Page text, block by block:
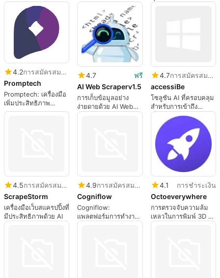
ประสิทธิภาพการทำงาน
Minerva Copilot
4.2
การสมัครสมาชิก
Promptech
Promptech: เครื่องมือ
เพิ่มประสิทธิภาพ
เวิร์กโฟลว์ AI
4.7
ฟรี
AI Web Scraperv1.5
การเก็บข้อมูลอย่าง
ง่ายดายด้วย AI Web
Scraper
4.7
การสมัครสมาชิก
accessiBe
โซลูชัน AI ที่ครอบคลุม
สำหรับการเข้าถึง
เว็บไซต์
4.5
การสมัครสมาชิก
ScrapeStorm
เครื่องมือเว็บสแครปปิ้งที่
มีประสิทธิภาพด้วย AI
4.9
การสมัครสมาชิก
Cogniflow
Cogniflow:
แพลตฟอร์มการทำงาน
อัตโนมัติ AI แบบไม่ต้อง
4.1
การชำระเงิน
Octoeverywhere
การตรวจจับความล้ม
เหลวในการพิมพ์ 3D ที่
ขับเคลื่อนด้วย AI